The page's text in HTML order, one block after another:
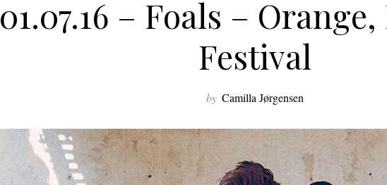
01.07.16 – Foals –
Festival
by Camilla Jørgensen